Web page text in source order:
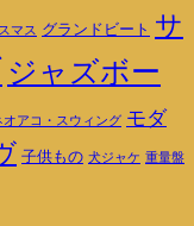
マス グランドビート サ
ジャズボー
オアコ・スウィング モダ
子供もの 犬ジャケ 重量盤